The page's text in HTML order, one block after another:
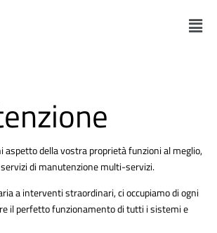
aspetto della vostra proprietà funzioni al meglio,
di manutenzione multi-servizi.
a interventi straordinari, ci occupiamo di ogni
il perfetto funzionamento di tutti i sistemi e